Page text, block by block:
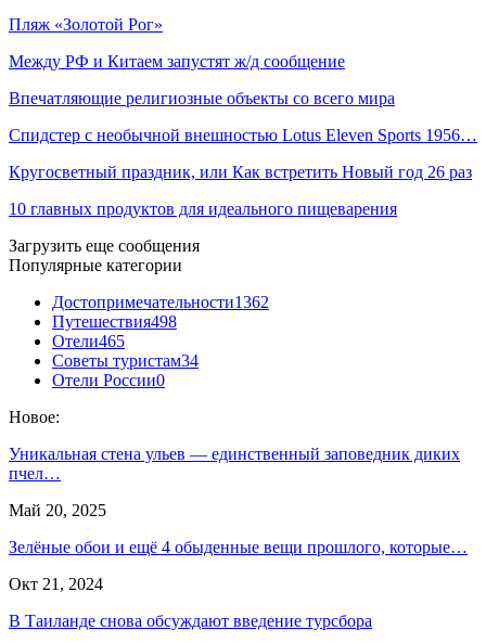
Пляж «Золотой Рог»
Между РФ и Китаем запустят ж/д сообщение
Впечатляющие религиозные объекты со всего мира
Спидстер с необычной внешностью Lotus Eleven Sports 1956…
Кругосветный праздник, или Как встретить Новый год 26 раз
10 главных продуктов для идеального пищеварения
Загрузить еще сообщения
Популярные категории
Достопримечательности1362
Путешествия498
Отели465
Советы туристам34
Отели России0
Новое:
Уникальная стена ульев — единственный заповедник диких
пчел…
Май 20, 2025
Зелёные обои и ещё 4 обыденные вещи прошлого, которые…
Окт 21, 2024
В Таиланде снова обсуждают введение турсбора